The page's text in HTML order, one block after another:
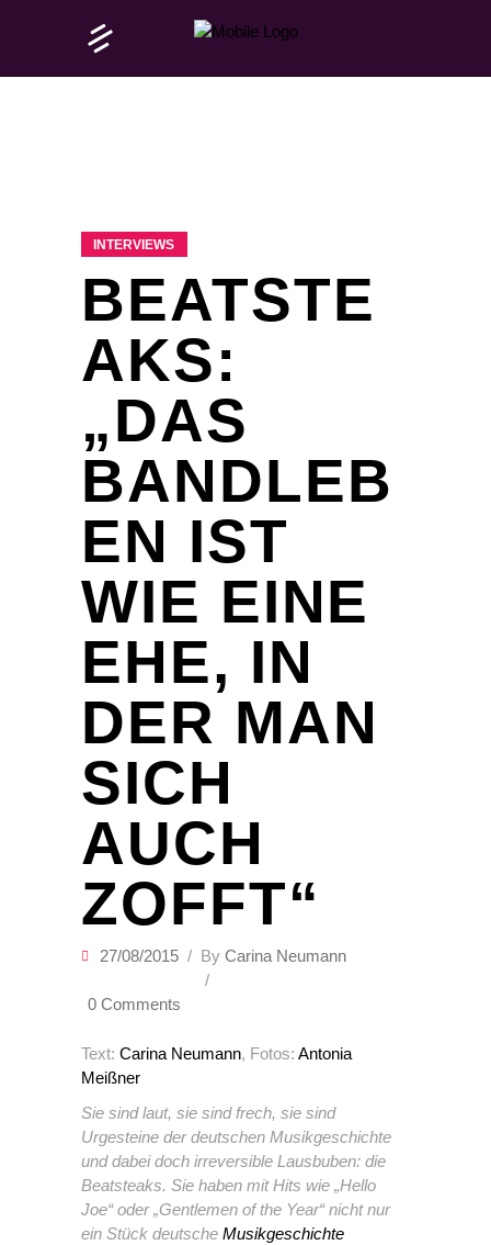
INTERVIEWS
BEATSTE
AKS:
„DAS
BANDLEB
EN IST
WIE EINE
EHE, IN
DER MAN
SICH
AUCH
ZOFFT“
27/08/2015 By Carina Neumann
0 Comments
Text: Carina Neumann, Fotos: Antonia
Meißner
Sie sind laut, sie sind frech, sie sind
Urgesteine der deutschen Musikgeschichte
und dabei doch irreversible Lausbuben: die
Beatsteaks. Sie haben mit Hits wie „Hello
Joe“ oder „Gentlemen of the Year“ nicht nur
ein Stück deutsche Musikgeschichte